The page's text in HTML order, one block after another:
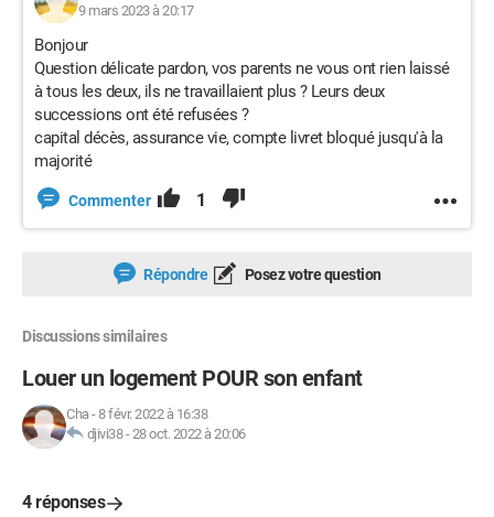
9 mars 2023 à 20:17
Bonjour
Question délicate pardon, vos parents ne vous ont rien laissé
à tous les deux, ils ne travaillaient plus ? Leurs deux
successions ont été refusées ?
capital décès, assurance vie, compte livret bloqué jusqu'à la
majorité
Commenter 1
Répondre Posez votre question
Discussions similaires
Louer un logement POUR son enfant
Cha-8 févr. 2022 à 16:38
djivi38-28 oct. 2022 à 20:06
4 réponses